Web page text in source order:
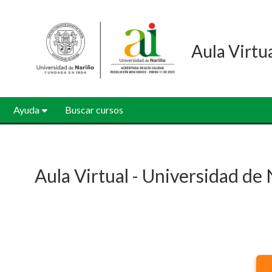
Aula
Ayuda Buscar cursos
Aula Virtual - Universidad de